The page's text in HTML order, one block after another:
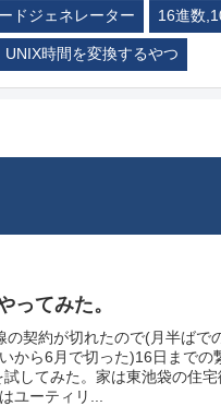
ドジェネレーター 16進数
UNIX時間を変換するやつ
ってみた。
の契約が切れたので(月半ばで
から6月で切った)16日までの
してみた。家は東池袋の住
ユーティリ...